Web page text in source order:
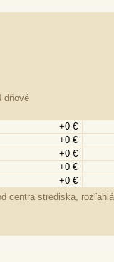
dňové
+0 €
+0 €
+0 €
+0 €
+0 €
strediska,